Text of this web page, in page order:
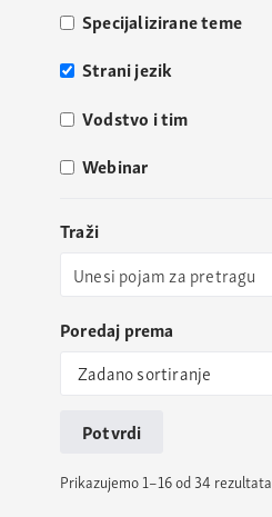
Specijalizirane teme
Strani jezik
Vodstvo i tim
Webinar
Traži
Poredaj prema
Potvrdi
Prikazujemo 1–16 od 34 rezultata